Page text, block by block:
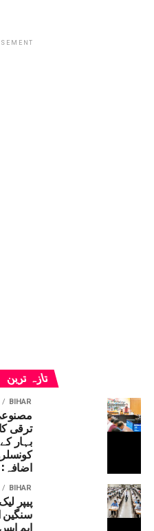
تازہ ترین
BIHAR
ترقی
بہار
BIHAR
پیپر
سنگین